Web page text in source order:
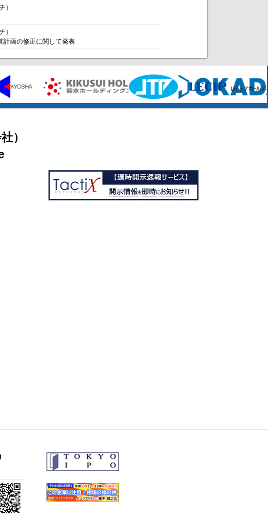
するお知らせ
）
）
計画の修正に関して発表
）